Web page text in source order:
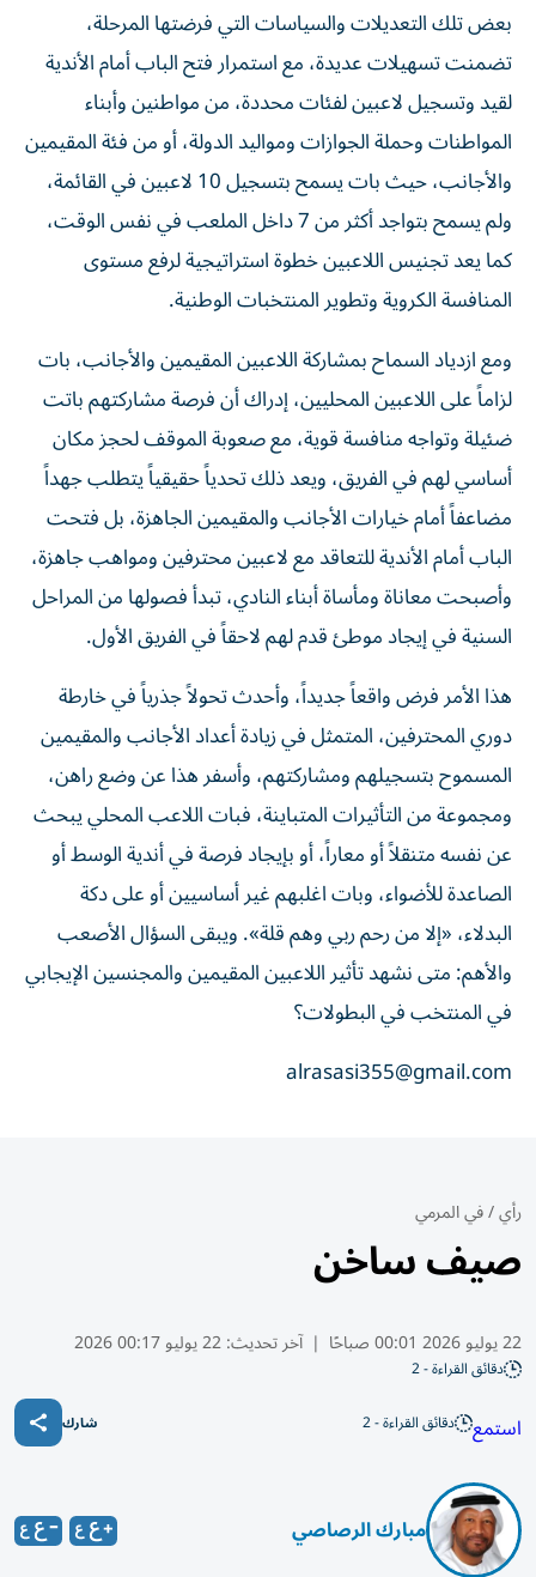
بعض تلك التعديلات والسياسات التي فرضتها المرحلة،
تضمنت تسهيلات عديدة، مع استمرار فتح الباب أمام الأندية
لقيد وتسجيل لاعبين لفئات محددة، من مواطنين وأبناء
المواطنات وحملة الجوازات ومواليد الدولة، أو من فئة المقيمين
والأجانب، حيث بات يسمح بتسجيل 10 لاعبين في القائمة،
ولم يسمح بتواجد أكثر من 7 داخل الملعب في نفس الوقت،
كما يعد تجنيس اللاعبين خطوة استراتيجية لرفع مستوى
المنافسة الكروية وتطوير المنتخبات الوطنية.
ومع ازدياد السماح بمشاركة اللاعبين المقيمين والأجانب، بات
لزاماً على اللاعبين المحليين، إدراك أن فرصة مشاركتهم باتت
ضئيلة وتواجه منافسة قوية، مع صعوبة الموقف لحجز مكان
أساسي لهم في الفريق، ويعد ذلك تحدياً حقيقياً يتطلب جهداً
مضاعفاً أمام خيارات الأجانب والمقيمين الجاهزة، بل فتحت
الباب أمام الأندية للتعاقد مع لاعبين محترفين ومواهب جاهزة،
وأصبحت معاناة ومأساة أبناء النادي، تبدأ فصولها من المراحل
السنية في إيجاد موطئ قدم لهم لاحقاً في الفريق الأول.
هذا الأمر فرض واقعاً جديداً، وأحدث تحولاً جذرياً في خارطة
دوري المحترفين، المتمثل في زيادة أعداد الأجانب والمقيمين
المسموح بتسجيلهم ومشاركتهم، وأسفر هذا عن وضع راهن،
ومجموعة من التأثيرات المتباينة، فبات اللاعب المحلي يبحث
عن نفسه متنقلاً أو معاراً، أو بإيجاد فرصة في أندية الوسط أو
الصاعدة للأضواء، وبات اغلبهم غير أساسيين أو على دكة
البدلاء، «إلا من رحم ربي وهم قلة». ويبقى السؤال الأصعب
والأهم: متى نشهد تأثير اللاعبين المقيمين والمجنسين الإيجابي
في المنتخب في البطولات؟
alrasasi355@gmail.com
رأي/في المرمي
صيف ساخن
22 يوليو 2026 00:01 صباحًا | آخر تحديث:22 يوليو 00:17 2026
دقائق القراءة - 2
استمع دقائق القراءة - 2 شارك
مبارك الرصاصي